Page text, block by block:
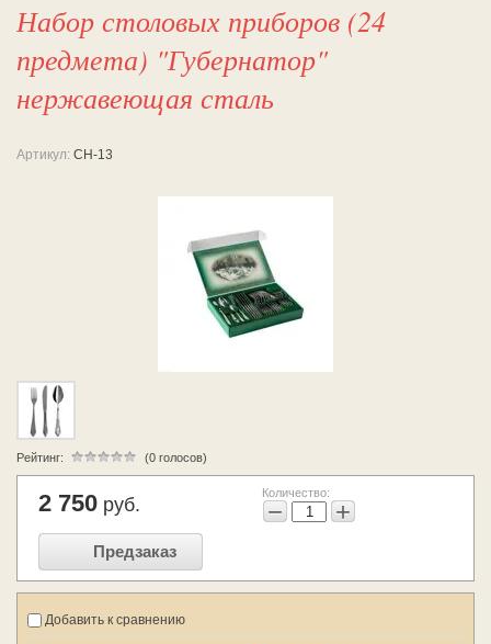
Набор столовых приборов (24
предмета) "Губернатор"
нержавеющая сталь
Артикул: СН-13
Рейтинг: (0 голосов)
2 750 руб.
Количество:
− +
Предзаказ
Добавить к сравнению